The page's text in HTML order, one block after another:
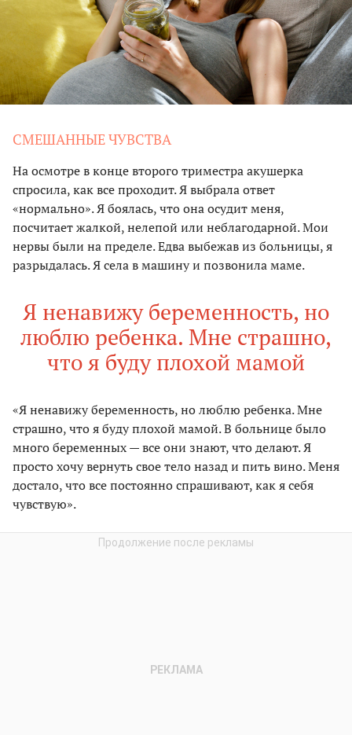
СМЕШАННЫЕ ЧУВСТВА
На осмотре в конце второго триместра акушерка
спросила, как все проходит. Я выбрала ответ
«нормально». Я боялась, что она осудит меня,
посчитает жалкой, нелепой или неблагодарной. Мои
нервы были на пределе. Едва выбежав из больницы, я
разрыдалась. Я села в машину и позвонила маме.
Я ненавижу беременность, но
люблю ребенка. Мне страшно,
что я буду плохой мамой
«Я ненавижу беременность, но люблю ребенка. Мне
страшно, что я буду плохой мамой. В больнице было
много беременных — все они знают, что делают. Я
просто хочу вернуть свое тело назад и пить вино. Меня
достало, что все постоянно спрашивают, как я себя
чувствую».